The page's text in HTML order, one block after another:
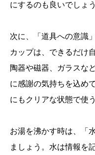
にするのも良いでしょう
次に、「道具への意識
カップは、できるだけ
陶器や磁器、ガラスな
に感謝の気持ちを込め
にもクリアな状態で使
お湯を沸かす時は、「
ましょう。水は情報を